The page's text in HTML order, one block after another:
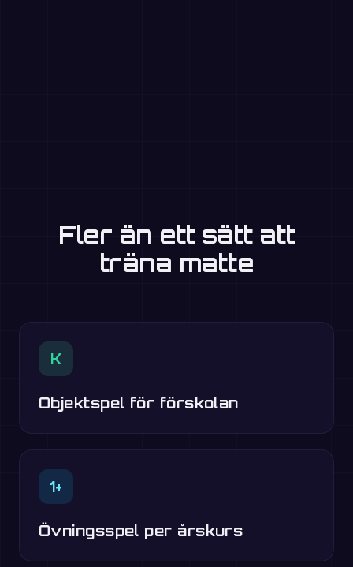
Fler än ett sätt att
träna matte
K
Objektspel för förskolan
1+
Övningsspel per årskurs